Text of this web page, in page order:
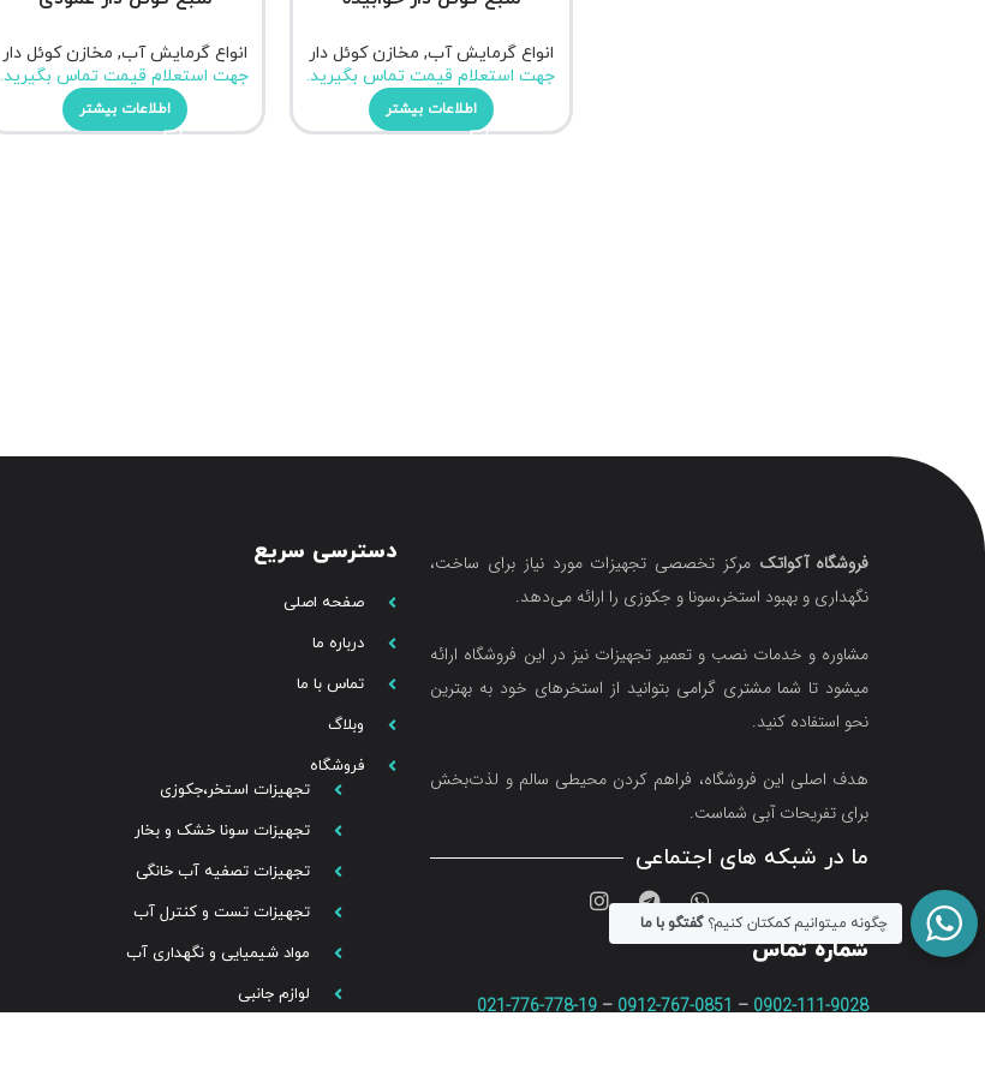
انواع گرمایش آب, مخازن کوئل دار
جهت استعلام قیمت تماس بگیرید.
اطلاعات بیشتر
انواع گرمایش آب, مخازن کوئل دار
جهت استعلام قیمت تماس بگیرید.
اطلاعات بیشتر
فروشگاه آکواتک مرکز تخصصی تجهیزات مورد نیاز برای ساخت،
نگهداری و بهبود استخر،سونا و جکوزی را ارائه می‌دهد.
مشاوره و خدمات نصب و تعمیر تجهیزات نیز در این فروشگاه ارائه
میشود تا شما مشتری گرامی بتوانید از استخرهای خود به بهترین
نحو استفاده کنید.
هدف اصلی این فروشگاه‌، فراهم کردن محیطی سالم و لذت‌بخش
برای تفریحات آبی شماست.
ما در شبکه های اجتماعی
شماره تماس
0902-111-9028
–
0912-767-0851
–
021-776-778-19
دسترسی سریع
صفحه اصلی
درباره ما
تماس با ما
وبلاگ
فروشگاه
تجهیزات استخر،جکوزی
تجهیزات سونا خشک و بخار
تجهیزات تصفیه آب خانگی
تجهیزات تست و کنترل آب
مواد شیمیایی و نگهداری آب
لوازم جانبی
چگونه میتوانیم کمکتان کنیم؟گفتگو با ما